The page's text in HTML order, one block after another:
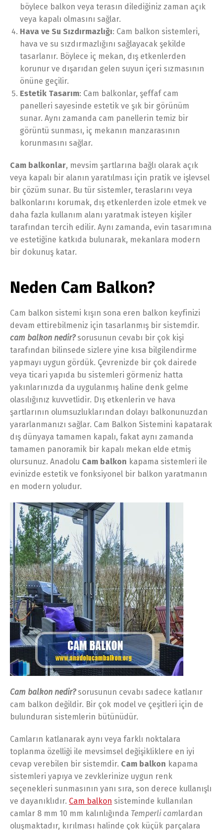
böylece balkon veya terasın dilediğiniz zaman açık
veya kapalı olmasını sağlar.
Hava ve Su Sızdırmazlığı: Cam balkon sistemleri,
hava ve su sızdırmazlığını sağlayacak şekilde
tasarlanır. Böylece iç mekan, dış etkenlerden
korunur ve dışarıdan gelen suyun içeri sızmasının
önüne geçilir.
Estetik Tasarım: Cam balkonlar, şeffaf cam
panelleri sayesinde estetik ve şık bir görünüm
sunar. Aynı zamanda cam panellerin temiz bir
görüntü sunması, iç mekanın manzarasının
korunmasını sağlar.
Cam balkonlar, mevsim şartlarına bağlı olarak açık
veya kapalı bir alanın yaratılması için pratik ve işlevsel
bir çözüm sunar. Bu tür sistemler, teraslarını veya
balkonlarını korumak, dış etkenlerden izole etmek ve
daha fazla kullanım alanı yaratmak isteyen kişiler
tarafından tercih edilir. Aynı zamanda, evin tasarımına
ve estetiğine katkıda bulunarak, mekanlara modern
bir dokunuş katar.
Neden Cam Balkon?
Cam balkon sistemi kışın sona eren balkon keyfinizi
devam ettirebilmeniz için tasarlanmış bir sistemdir.
cam balkon nedir?sorusunun cevabı bir çok kişi
tarafından bilinsede sizlere yine kısa bilgilendirme
yapmayı uygun gördük. Çevrenizde bir çok dairede
veya ticari yapıda bu sistemleri görmeniz hatta
yakınlarınızda da uygulanmış haline denk gelme
olasılığınız kuvvetlidir. Dış etkenlerin ve hava
şartlarının olumsuzluklarından dolayı balkonunuzdan
yararlanmanızı sağlar. Cam Balkon Sistemini kapatarak
dış dünyaya tamamen kapalı, fakat aynı zamanda
tamamen panoramik bir kapalı mekan elde etmiş
olursunuz. Anadolu Cam balkon kapama sistemleri ile
evinizde estetik ve fonksiyonel bir balkon yaratmanın
en modern yoludur.
Cam balkon nedir?sorusunun cevabı sadece katlanır
cam balkon değildir. Bir çok model ve çeşitleri için de
bulunduran sistemlerin bütünüdür.
Camların katlanarak aynı veya farklı noktalara
toplanma özelliği ile mevsimsel değişikliklere en iyi
cevap verebilen bir sistemdir. Cam balkon kapama
sistemleri yapıya ve zevklerinize uygun renk
seçenekleri sunmasının yanı sıra, son derece kullanışlı
ve dayanıklıdır. Cam balkon sisteminde kullanılan
camlar 8 mm 10 mm kalınlığında Temperli camlardan
oluşmaktadır, kırılması halinde çok küçük parçalara